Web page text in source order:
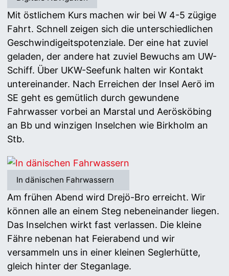
Mit östlichem Kurs machen wir bei W 4-5 zügige
Fahrt. Schnell zeigen sich die unterschiedlichen
Geschwindigeitspotenziale. Der eine hat zuviel
geladen, der andere hat zuviel Bewuchs am UW-
Schiff. Über UKW-Seefunk halten wir Kontakt
untereinander. Nach Erreichen der Insel Aerö im
SE geht es gemütlich durch gewundene
Fahrwasser vorbei an Marstal und Aerösköbing
an Bb und winzigen Inselchen wie Birkholm an
Stb.
In dänischen Fahrwassern
Am frühen Abend wird Drejö-Bro erreicht. Wir
können alle an einem Steg nebeneinander liegen.
Das Inselchen wirkt fast verlassen. Die kleine
Fähre nebenan hat Feierabend und wir
versammeln uns in einer kleinen Seglerhütte,
gleich hinter der Steganlage.